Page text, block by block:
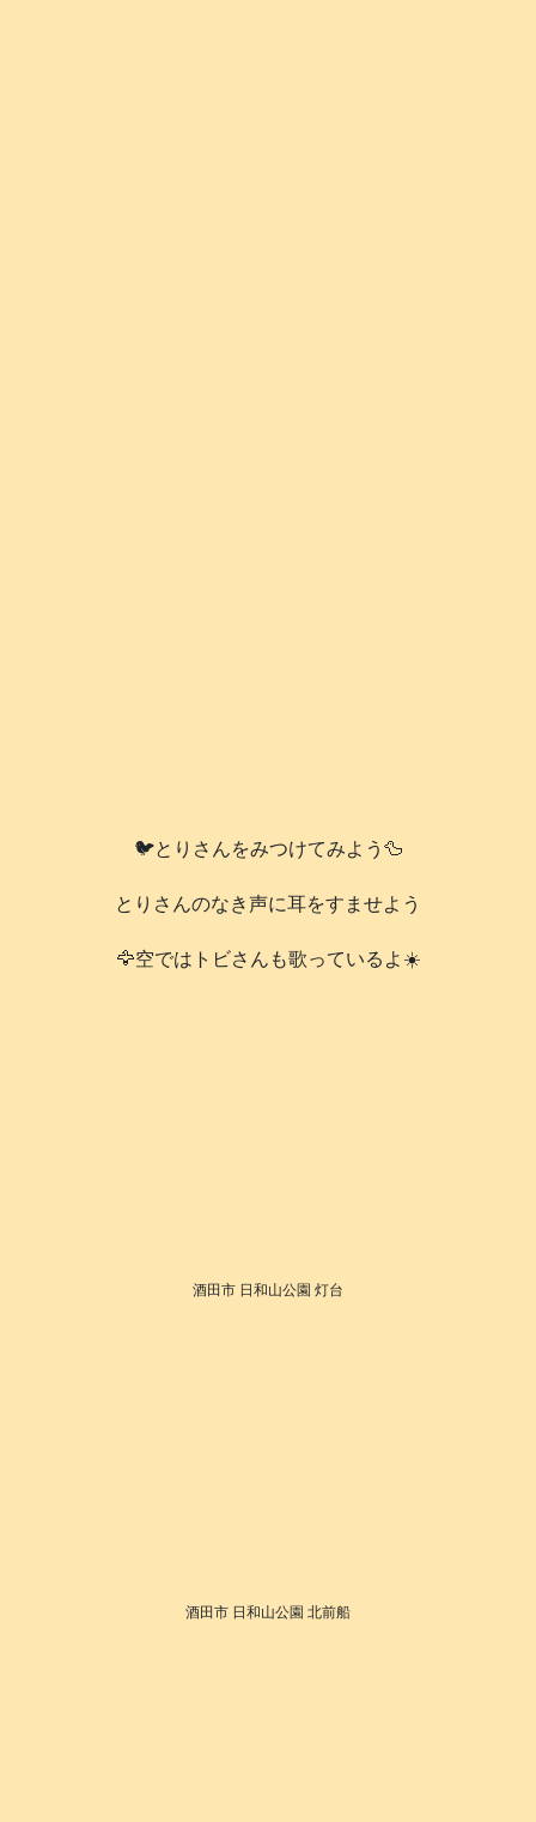
🐦️とりさんをみつけてみよう🦆
とりさんのなき声に耳をすませよう
🦅空ではトビさんも歌っているよ☀️
酒田市 日和山公園 灯台
酒田市 日和山公園 北前船